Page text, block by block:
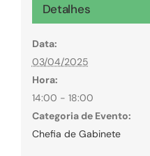
Detalhes
Data:
03/04/2025
Hora:
14:00 - 18:00
Categoria de Evento:
Chefia de Gabinete